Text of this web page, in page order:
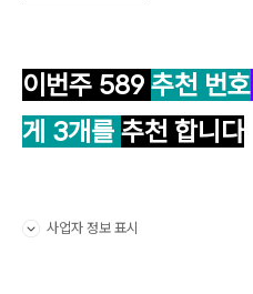
이번주 589 추천 번호
게 3개를 추천 합니다
사업자 정보 표시